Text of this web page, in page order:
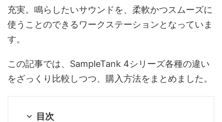
充実。鳴らしたいサウンドを、柔軟かつスムーズに
使うことのできるワークステーションとなっていま
す。
この記事では、SampleTank 4シリーズ各種の違い
をざっくり比較しつつ、購入方法をまとめました。
目次